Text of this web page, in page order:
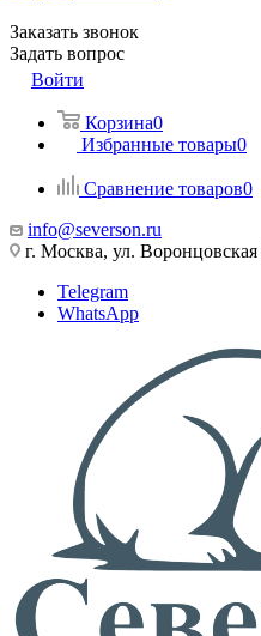
Заказать звонок
Задать вопрос
Войти
Корзина0
Избранные товары0
Сравнение товаров0
info@severson.ru
г. Москва, ул.
Telegram
WhatsApp